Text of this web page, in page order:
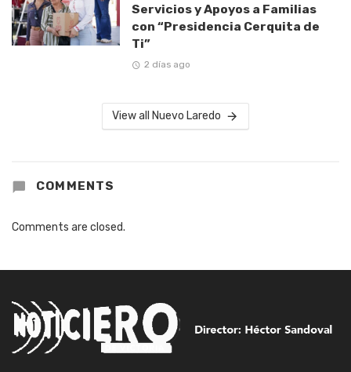
Servicios y Apoyos a Familias
con “Presidencia Cerquita de
Ti”
2 días ago
View all Nuevo Laredo
COMMENTS
Comments are closed.